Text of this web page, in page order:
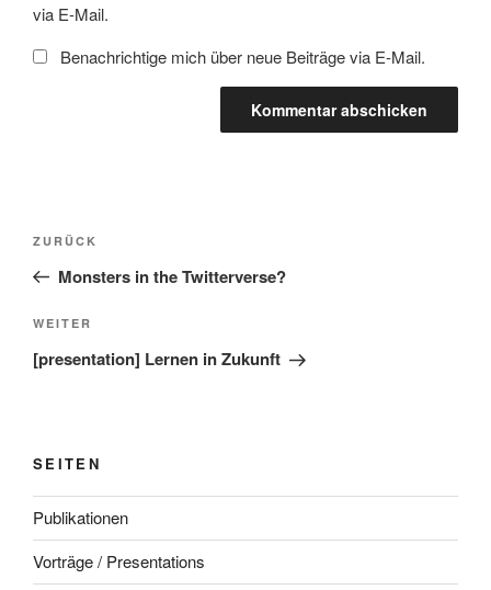
via E-Mail.
Benachrichtige mich über neue Beiträge via E-Mail.
Beitragsnavigation
Vorheriger
Beitrag
ZURÜCK
Monsters in the Twitterverse?
Nächster
Beitrag
WEITER
[presentation] Lernen in Zukunft
SEITEN
Publikationen
Vorträge / Presentations